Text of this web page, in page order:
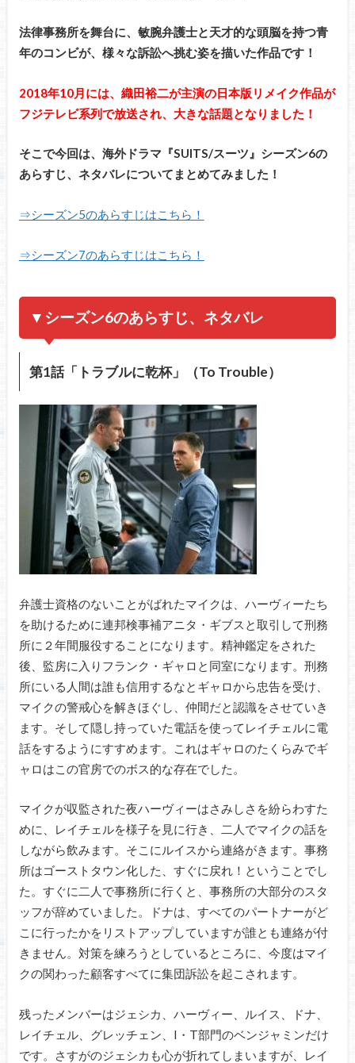
法律事務所を舞台に、敏腕弁護士と天才的な頭脳を持つ青
年のコンビが、様々な訴訟へ挑む姿を描いた作品です！
2018年10月には、織田裕二が主演の日本版リメイク作品が
フジテレビ系列で放送され、大きな話題となりました！
そこで今回は、海外ドラマ『SUITS/スーツ』シーズン6の
あらすじ、ネタバレについてまとめてみました！
⇒シーズン5のあらすじはこちら！
⇒シーズン7のあらすじはこちら！
▼シーズン6のあらすじ、ネタバレ
第1話「トラブルに乾杯」（To Trouble）
弁護士資格のないことがばれたマイクは、ハーヴィーたち
を助けるために連邦検事補アニタ・ギブスと取引して刑務
所に２年間服役することになります。精神鑑定をされた
後、監房に入りフランク・ギャロと同室になります。刑務
所にいる人間は誰も信用するなとギャロから忠告を受け、
マイクの警戒心を解きほぐし、仲間だと認識をさせていき
ます。そして隠し持っていた電話を使ってレイチェルに電
話をするようにすすめます。これはギャロのたくらみでギ
ャロはこの官房でのボス的な存在でした。
マイクが収監された夜ハーヴィーはさみしさを紛らわすた
めに、レイチェルを様子を見に行き、二人でマイクの話を
しながら飲みます。そこにルイスから連絡がきます。事務
所はゴーストタウン化した、すぐに戻れ！ということでし
た。すぐに二人で事務所に行くと、事務所の大部分のスタ
ッフが辞めていました。ドナは、すべてのパートナーがど
こに行ったかをリストアップしていますが誰とも連絡が付
きません。対策を練ろうとしているところに、今度はマイ
クの関わった顧客すべてに集団訴訟を起こされます。
残ったメンバーはジェシカ、ハーヴィー、ルイス、ドナ、
レイチェル、グレッチェン、I・T部門のベンジャミンだけ
です。さすがのジェシカも心が折れてしまいますが、レイ